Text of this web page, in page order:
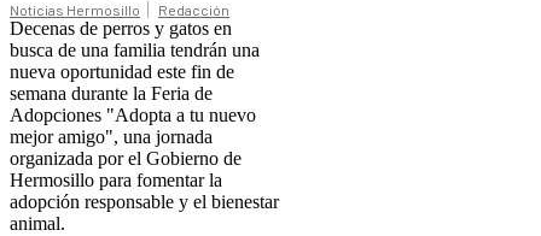
Noticias Hermosillo Redacción
Decenas de perros y gatos en
busca de una familia tendrán una
nueva oportunidad este fin de
semana durante la Feria de
Adopciones "Adopta a tu nuevo
mejor amigo", una jornada
organizada por el Gobierno de
Hermosillo para fomentar la
adopción responsable y el bienestar
animal.